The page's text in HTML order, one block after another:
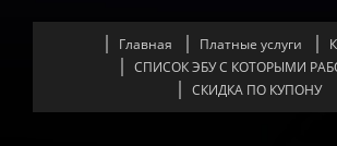
Главная Платные услуги
СПИСОК ЭБУ С КОТОРЫМИ
СКИДКА ПО КУПОНУ